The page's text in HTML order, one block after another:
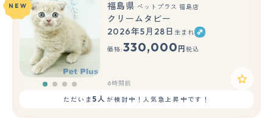
NEW
福島県 ペットプラス 福島店
クリームタビー
2026年5月28日 生まれ
価格:330,000 円 税込
6時間前
ただいま5人 が検討中！人気急上昇中です！